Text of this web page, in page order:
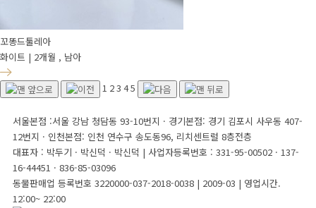
꼬똥드툴레아
화이트 | 2개월 , 남아
1 23 45
서울본점 :서울 강남 청담동 93-10번지 · 경기본점: 경기 김포시 사우동 407-
12번지 · 인천본점: 인천 연수구 송도동96, 리치센트럴 8층전층
대표자 : 박두기 · 박신덕 · 박신덕 | 사업자등록번호 : 331-95-00502 · 137-
16-44451 · 836-85-03096
동물판매업 등록번호 3220000-037-2018-0038 | 2009-03 | 영업시간.
12:00~ 22:00